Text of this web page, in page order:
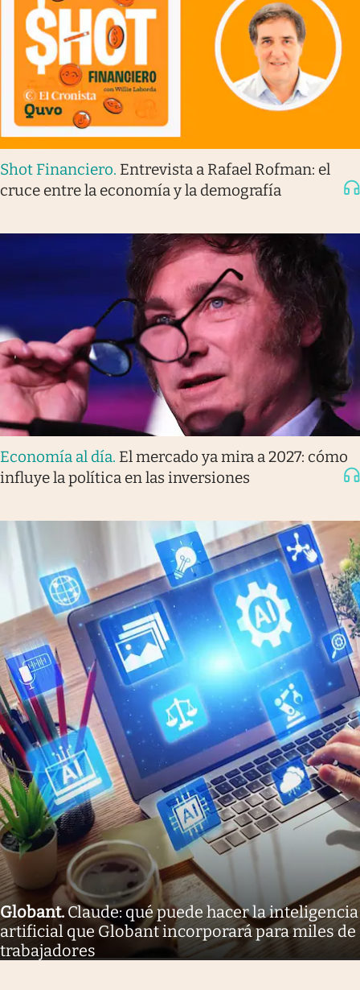
Shot Financiero. Entrevista a Rafael Rofman: el
cruce entre la economía y la demografía
Economía al día. El mercado ya mira a 2027: cómo
influye la política en las inversiones
Globant.Claude: qué puede hacer la inteligencia
artificial que Globant incorporará para miles de
trabajadores